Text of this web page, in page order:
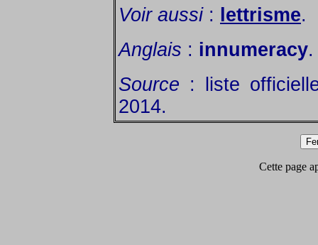
Voir aussi: lettrisme.
Anglais : innumeracy.
Source : liste
2014.
Cette page